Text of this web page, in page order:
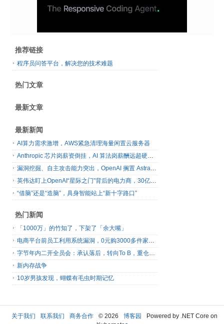
推荐链接
程序员问答平台，解决您的技术难题
热门文章
最新文章
最新新闻
AI算力需求激增，AWS紧急清理海量闲置云服务器
Anthropic 芯片岗薪资倒挂，AI 算法岗薪酬远超硬件工程师
漏洞挖掘、自主攻击能力突出，OpenAI 搁置 Astra 模型发布
英伟达盯上OpenAI“星际之门”背后的电力商，30亿美元直接入股
“借脑”还是“造脑”，具身智能站上“新十字路口”
热门新闻
「1000万」的竹知了，下架了「余大嘴」
电商平台前员工利用系统漏洞，0元购3000多件家电！
字节年内二开全员会：承认落后，转向To B，重仓年轻人
新内存战争
10岁男孩发现，蝴蝶有毛虫时期记忆
关于我们 联系我们 商务合作 © 2026 博客园
Powered by .NET Core on